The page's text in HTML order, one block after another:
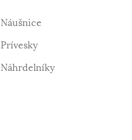
Náušnice
Prívesky
Náhrdelníky